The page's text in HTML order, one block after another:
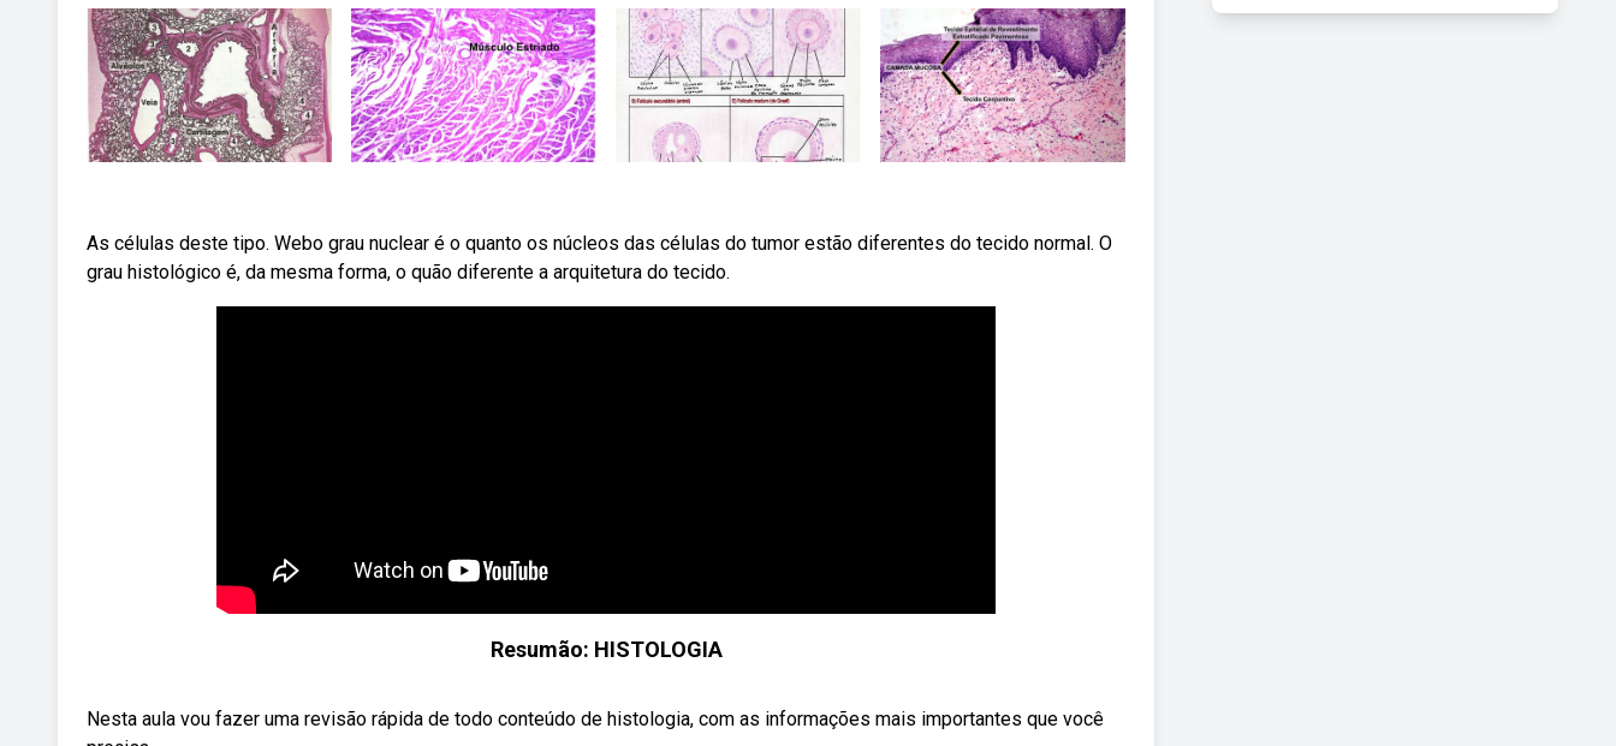
As células deste tipo. Webo grau nuclear é o quanto os núcleos das células do tumor estão diferentes do tecido normal. O
grau histológico é, da mesma forma, o quão diferente a arquitetura do tecido.
Resumão: HISTOLOGIA
Nesta aula vou fazer uma revisão rápida de todo conteúdo de histologia, com as informações mais importantes que você